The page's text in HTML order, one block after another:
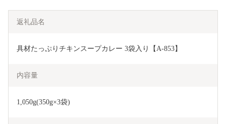
返礼品名
具材たっぷりチキンスープカレー 3袋入り【A-853】
内容量
1,050g(350g×3袋)